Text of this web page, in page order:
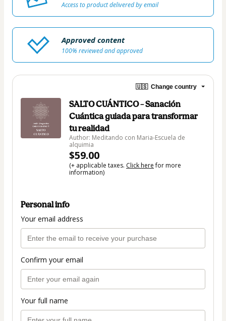
Access to product delivered by email
Approved content
100% reviewed and approved
🇺🇸 Change country
SALTO CUÁNTICO – Sanación
Cuántica guiada para transformar
tu realidad
Author: Meditando con Maria-Escuela de
alquimia
$59.00
(+ applicable taxes. Click herefor more
information)
Personal info
Your email address
Confirm your email
Your full name